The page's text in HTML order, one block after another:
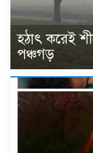
হঠাৎ করেই
পঞ্চগড়